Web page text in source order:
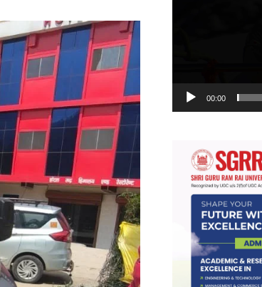
00:00